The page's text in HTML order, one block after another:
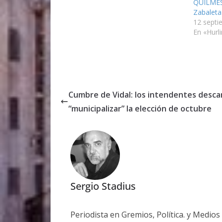
12
En
Cumbre de Vidal: los intendentes
“municipalizar” la elección de octubre
Sergio Stadius
Periodista en Gremios, Política. y